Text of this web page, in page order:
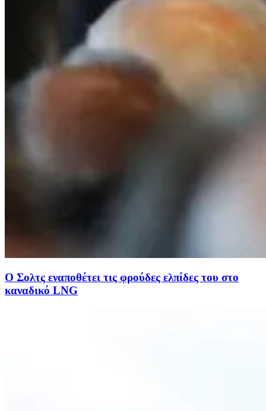
Ο Σολτς εναποθέτει τις φρούδες ελπίδες του στο
καναδικό LNG